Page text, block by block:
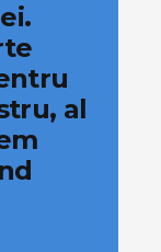
al